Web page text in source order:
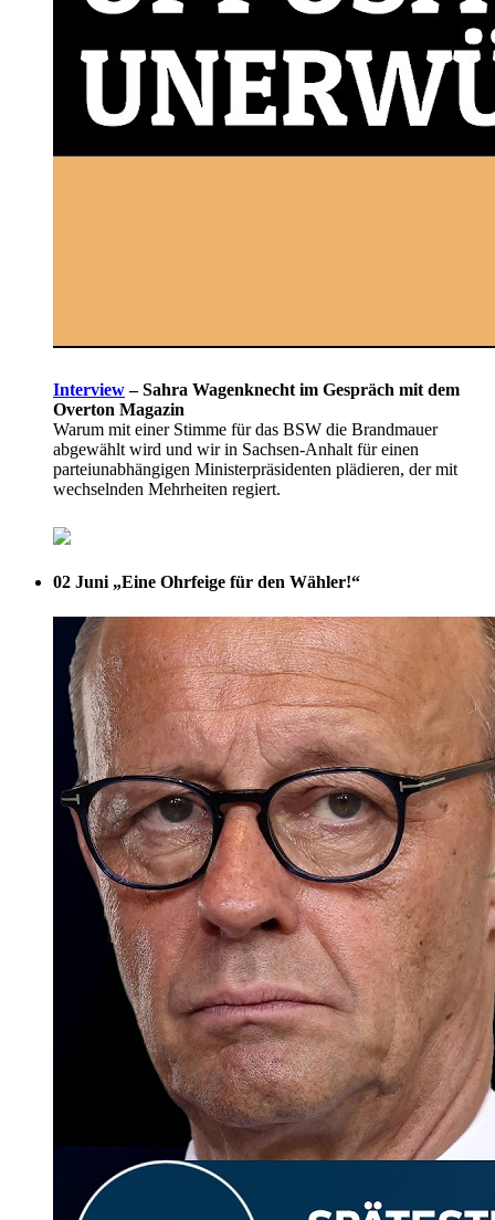
Interview– Sahra Wagenknecht im Gespräch mit dem
Overton Magazin
Warum mit einer Stimme für das BSW die Brandmauer
abgewählt wird und wir in Sachsen-Anhalt für einen
parteiunabhängigen Ministerpräsidenten plädieren, der mit
wechselnden Mehrheiten regiert.
02 Juni„Eine Ohrfeige für den Wähler!“